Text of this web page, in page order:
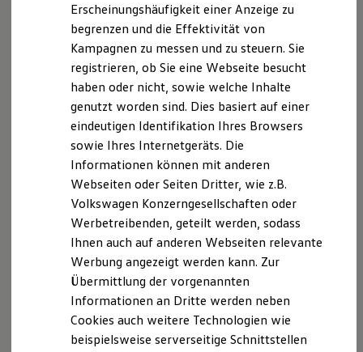
Marke und Erlebnis
Volkswagen R und R Experience
R-Modelle
R Experience
Driving Experience
Volkswagen entdecken
Werkbesichtigung
Lifestyle Shop
T-Roc Kollektion
Golf Kollektion
Volkswagen Kollektion
R-Kollektion
GTI Kollektion
Fußball Drop
we drive football
#wedriveproud
Besitzer und Service
myVolkswagen
Software Updates
Service und Ersatzteile
Inspektion und HU/AU
Ein Plug-in-Hybrid kombiniert Elektromotor und TSI-
Benziner. Die Batterie laden Sie bequem zu Hause, am
Arbeitsplatz oder unterwegs. Dadurch können Sie
viele Strecken elektrisch fahren. Auf längeren Fahrten
übernimmt bei Bedarf der Benziner automatisch.
Ihr Vorteil:
Viele Strecken elektrisch fahren –
besonders praktisch für regelmäßige
Pendelstrecken.
Auf längeren Fahrten flexibel bleiben,
ohne die Route nach Ladepunkten planen
Erscheinungshäufigkeit einer Anzeige zu
begrenzen und die Effektivität von
Kampagnen zu messen und zu steuern. Sie
registrieren, ob Sie eine Webseite besucht
haben oder nicht, sowie welche Inhalte
genutzt worden sind. Dies basiert auf einer
eindeutigen Identifikation Ihres Browsers
sowie Ihres Internetgeräts. Die
Informationen können mit anderen
Webseiten oder Seiten Dritter, wie z.B.
Volkswagen Konzerngesellschaften oder
Werbetreibenden, geteilt werden, sodass
Ihnen auch auf anderen Webseiten relevante
Werbung angezeigt werden kann. Zur
Übermittlung der vorgenannten
Informationen an Dritte werden neben
Cookies auch weitere Technologien wie
beispielsweise serverseitige Schnittstellen